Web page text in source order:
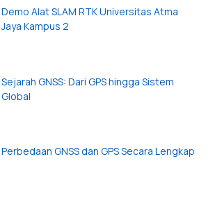
Demo Alat SLAM RTK Universitas Atma
Jaya Kampus 2
Sejarah GNSS: Dari GPS hingga Sistem
Global
Perbedaan GNSS dan GPS Secara Lengkap